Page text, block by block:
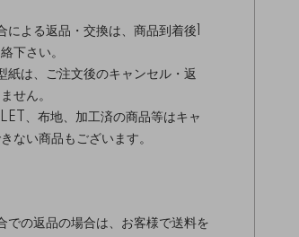
による返品・交換は、商品到着後1
下さい。
紙は、ご注文後のキャンセル・返
せん。
、布地、加工済の商品等はキャ
ない商品もございます。
での返品の場合は、お客様で送料を